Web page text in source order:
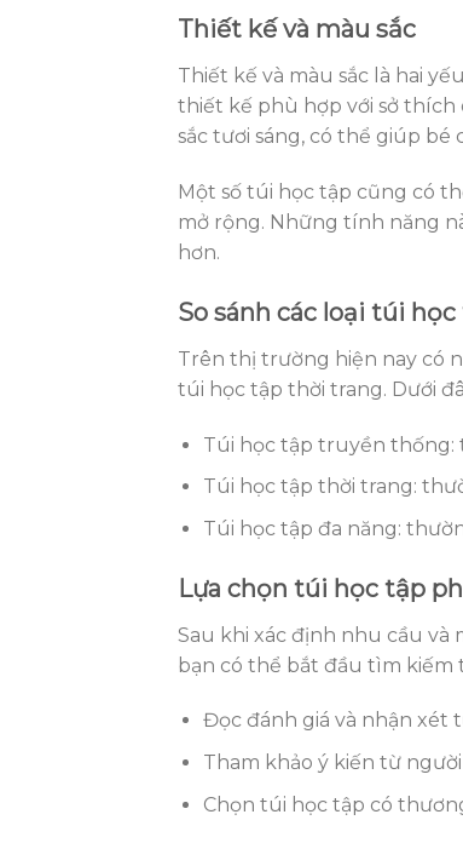
Thiết kế và màu sắc
Thiết kế và màu sắc là hai
thiết kế phù hợp với sở thích
sắc tươi sáng, có thể giúp
Một số túi học tập cũng có
mở rộng. Những tính năng
hơn.
So sánh các loại túi
Trên thị trường hiện nay có
túi học tập thời trang. Dưới
Túi học tập truyền thống:
Túi học tập thời trang:
Túi học tập đa năng:
Lựa chọn túi học tập
Sau khi xác định nhu cầu và
bạn có thể bắt đầu tìm kiếm
Đọc đánh giá và nhận xét
Tham khảo ý kiến từ
Chọn túi học tập có